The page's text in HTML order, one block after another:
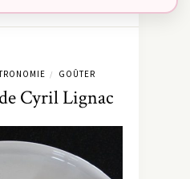
/ GOÛTER
Cyril Lignac